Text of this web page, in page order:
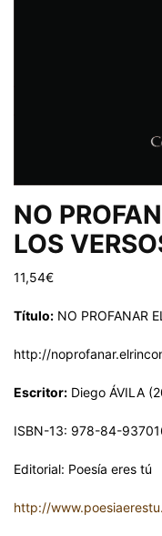
NO
LOS
11,54€
Título: NO PROFANAR
http://
Escritor: Diego ÁVILA
ISBN-13: 978-84-
Editorial: Poesía eres tú
http://